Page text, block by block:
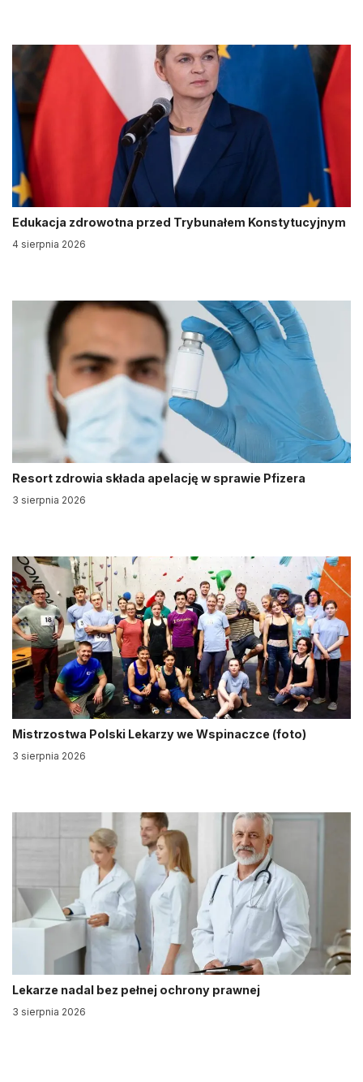
Edukacja zdrowotna przed Trybunałem Konstytucyjnym
4 sierpnia 2026
Resort zdrowia składa apelację w sprawie Pfizera
3 sierpnia 2026
Mistrzostwa Polski Lekarzy we Wspinaczce (foto)
3 sierpnia 2026
Lekarze nadal bez pełnej ochrony prawnej
3 sierpnia 2026